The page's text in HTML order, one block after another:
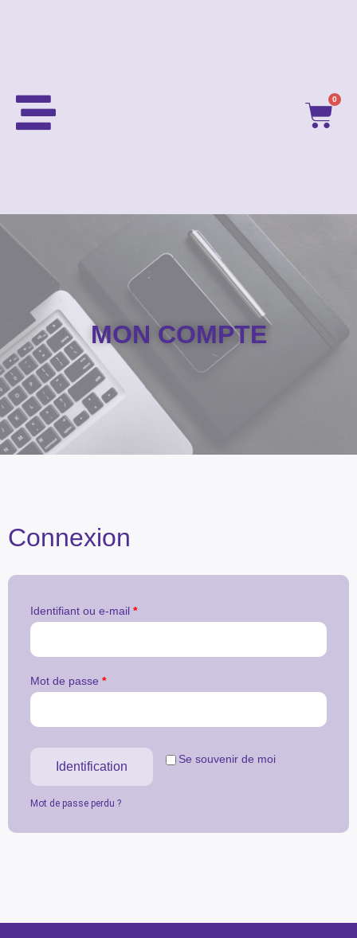
0
MON COMPTE
Connexion
Identifiant ou e-mail *
Mot de passe *
Se souvenir de moi
Identification
Mot de passe perdu ?